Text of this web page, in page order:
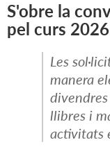
S'obre la
pel curs
Les
manera
llibres i
activitats